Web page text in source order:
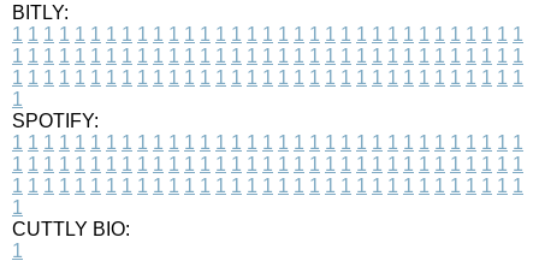
BITLY:
1 1 1 1 1 1 1 1 1 1 1 1 1 1 1 1 1 1 1 1 1 1 1 1 1 1 1 1 1 1 1 1 1
1 1 1 1 1 1 1 1 1 1 1 1 1 1 1 1 1 1 1 1 1 1 1 1 1 1 1 1 1 1 1 1 1
1 1 1 1 1 1 1 1 1 1 1 1 1 1 1 1 1 1 1 1 1 1 1 1 1 1 1 1 1 1 1 1 1
1
SPOTIFY:
1 1 1 1 1 1 1 1 1 1 1 1 1 1 1 1 1 1 1 1 1 1 1 1 1 1 1 1 1 1 1 1 1
1 1 1 1 1 1 1 1 1 1 1 1 1 1 1 1 1 1 1 1 1 1 1 1 1 1 1 1 1 1 1 1 1
1 1 1 1 1 1 1 1 1 1 1 1 1 1 1 1 1 1 1 1 1 1 1 1 1 1 1 1 1 1 1 1 1
1
CUTTLY BIO:
1